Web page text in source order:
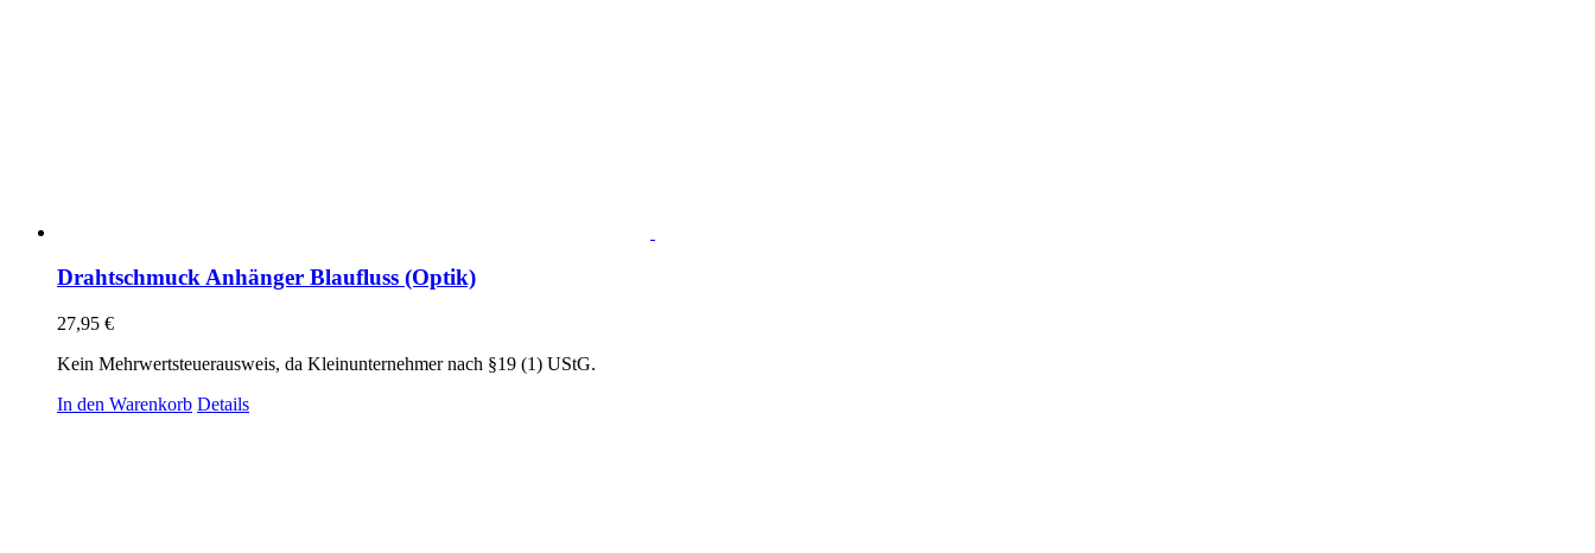
Drahtschmuck Anhänger Blaufluss (Optik)
27,95 €
Kein Mehrwertsteuerausweis, da Kleinunternehmer nach §19 (1) UStG.
In den Warenkorb Details